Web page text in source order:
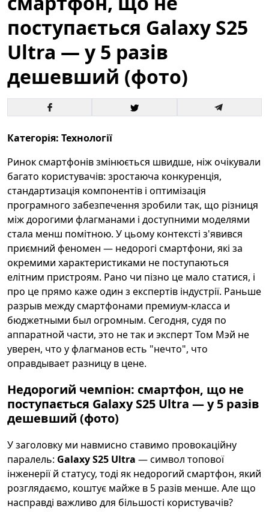
поступається Galaxy S25
Ultra — у 5 разів
дешевший (фото)
Категорія: Технології
Ринок смартфонів змінюється швидше, ніж очікували
багато користувачів: зростаюча конкуренція,
стандартизація компонентів і оптимізація
програмного забезпечення зробили так, що різниця
між дорогими флагманами і доступними моделями
стала менш помітною. У цьому контексті з'явився
приємний феномен — недорогі смартфони, які за
окремими характеристиками не поступаються
елітним пристроям. Рано чи пізно це мало статися, і
про це прямо каже один з експертів індустрії. Раньше
разрыв между смартфонами премиум-класса и
бюджетными был огромным. Сегодня, судя по
аппаратной части, это не так и эксперт Том Мэй не
уверен, что у флагманов есть "нечто", что
оправдывает разницу в цене.
Недорогий чемпіон: смартфон, що не
поступається Galaxy S25 Ultra — у 5 разів
дешевший (фото)
У заголовку ми навмисно ставимо провокаційну
паралель: Galaxy S25 Ultra — символ топової
інженерії й статусу, тоді як недорогий смартфон, який
розглядаємо, коштує майже в 5 разів менше. Але що
насправді важливо для більшості користувачів?